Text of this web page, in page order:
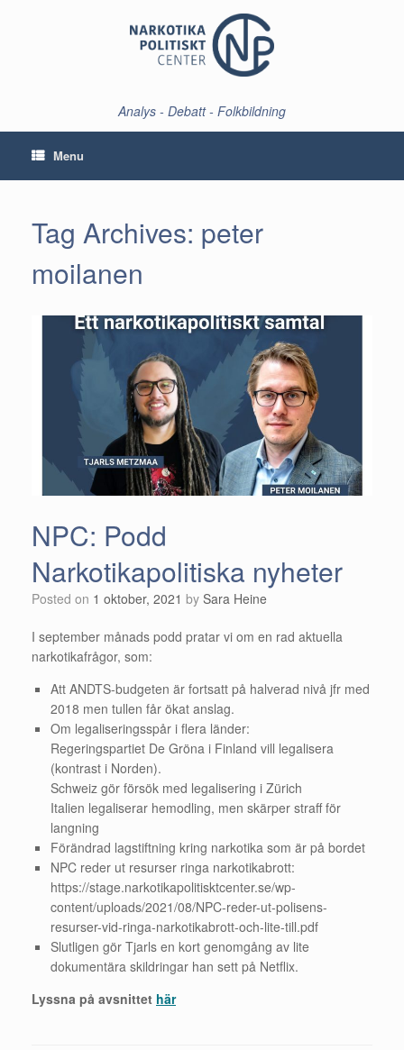
Analys - Debatt - Folkbildning
Menu
Tag Archives: peter
moilanen
NPC: Podd
Narkotikapolitiska nyheter
Posted on 1 oktober, 2021 by Sara Heine
I september månads podd pratar vi om en rad aktuella
narkotikafrågor, som:
Att ANDTS-budgeten är fortsatt på halverad nivå jfr med
2018 men tullen får ökat anslag.
Om legaliseringsspår i flera länder:
Regeringspartiet De Gröna i Finland vill legalisera
(kontrast i Norden).
Schweiz gör försök med legalisering i Zürich
Italien legaliserar hemodling, men skärper straff för
langning
Förändrad lagstiftning kring narkotika som är på bordet
NPC reder ut resurser ringa narkotikabrott:
https://stage.narkotikapolitisktcenter.se/wp-
content/uploads/2021/08/NPC-reder-ut-polisens-
resurser-vid-ringa-narkotikabrott-och-lite-till.pdf
Slutligen gör Tjarls en kort genomgång av lite
dokumentära skildringar han sett på Netflix.
Lyssna på avsnittet här